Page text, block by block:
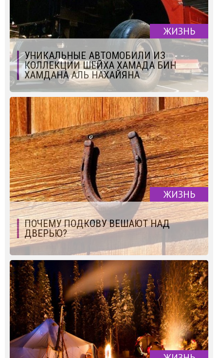
ЖИЗНЬ
УНИКАЛЬНЫЕ АВТОМОБИЛИ ИЗ
КОЛЛЕКЦИИ ШЕЙХА ХАМАДА БИН
ХАМДАНА АЛЬ НАХАЙЯНА
ЖИЗНЬ
ПОЧЕМУ ПОДКОВУ ВЕШАЮТ НАД
ДВЕРЬЮ?